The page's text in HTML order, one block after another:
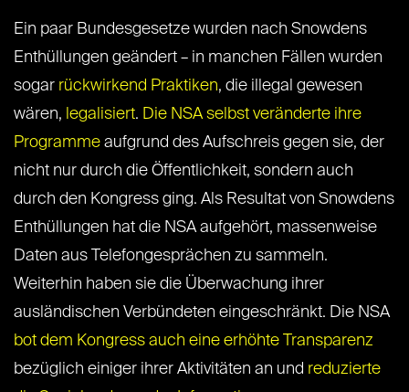
Ein paar Bundesgesetze wurden nach Snowdens
Enthüllungen geändert – in manchen Fällen wurden
sogar rückwirkend Praktiken, die illegal gewesen
wären, legalisiert. Die NSA selbst veränderte ihre
Programme aufgrund des Aufschreis gegen sie, der
nicht nur durch die Öffentlichkeit, sondern auch
durch den Kongress ging. Als Resultat von Snowdens
Enthüllungen hat die NSA aufgehört, massenweise
Daten aus Telefongesprächen zu sammeln.
Weiterhin haben sie die Überwachung ihrer
ausländischen Verbündeten eingeschränkt. Die NSA
bot dem Kongress auch eine erhöhte Transparenz
bezüglich einiger ihrer Aktivitäten an und reduzierte